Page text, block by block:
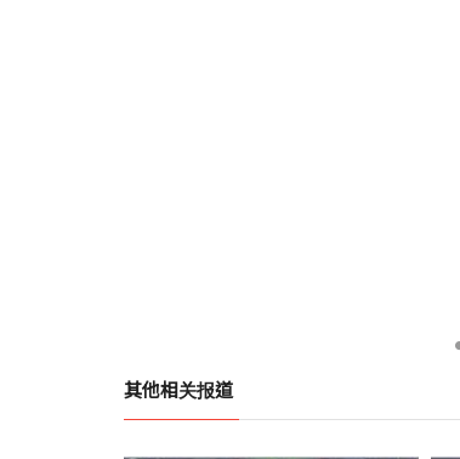
其他相关报道